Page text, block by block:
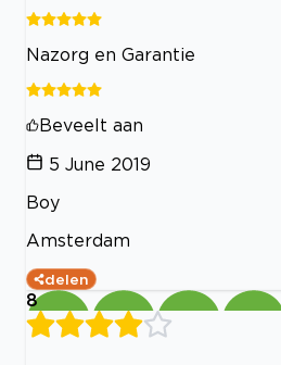
Nazorg en Garantie
Beveelt aan
5 June 2019
Boy
Amsterdam
delen
8